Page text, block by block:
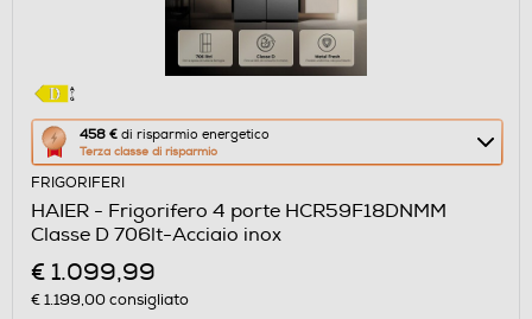
458 € di risparmio energetico
Terza classe di risparmio
Questa
azione
aprirà
il
Calcolatore
di
risparmio
FRIGORIFERI
HAIER - Frigorifero 4 porte HCR59F18DNMM
Classe D 706lt-Acciaio inox
€ 1.099,99
€ 1.199,00consigliato